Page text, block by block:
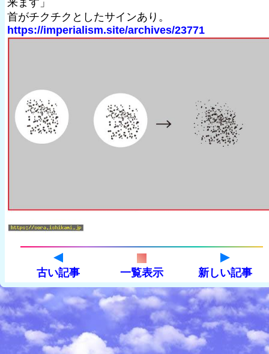
来ます」
首がチクチクとしたサインあり。
https://imperialism.site/archives/23771
古い記事 一覧表示 新しい記事